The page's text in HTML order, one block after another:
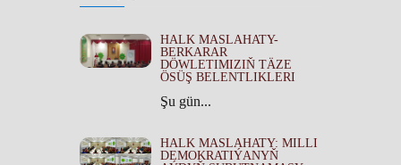
HALK MASLAHATY-
BERKARAR
DÖWLETIMIZIŇ TÄZE
ÖSÜŞ BELENTLIKLERI
Şu gün...
HALK MASLAHATY: MILLI
DEMOKRATIÝANYŇ